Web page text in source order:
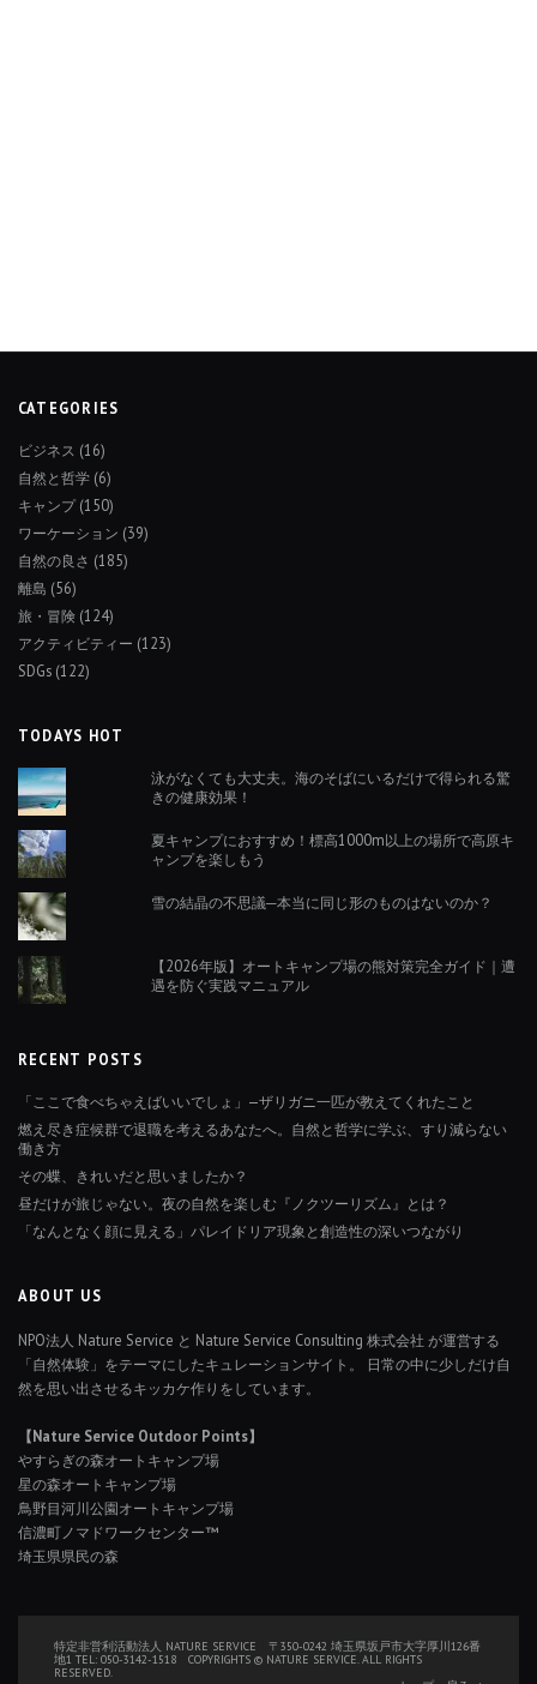
CATEGORIES
ビジネス (16)
自然と哲学 (6)
キャンプ(150)
ワーケーション (39)
自然の良さ (185)
離島 (56)
旅・冒険 (124)
アクティビティー (123)
SDGs (122)
TODAYS HOT
泳がなくても大丈夫。海のそばにいるだけで得られる驚
きの健康効果！
夏キャンプにおすすめ！標高1000m以上の場所で高原キ
ャンプを楽しもう
雪の結晶の不思議─本当に同じ形のものはないのか？
【2026年版】オートキャンプ場の熊対策完全ガイド｜遭
遇を防ぐ実践マニュアル
RECENT POSTS
「ここで食べちゃえばいいでしょ」—ザリガニ一匹が教えてくれたこと
燃え尽き症候群で退職を考えるあなたへ。自然と哲学に学ぶ、すり減らない
働き方
その蝶、きれいだと思いましたか？
昼だけが旅じゃない。夜の自然を楽しむ『ノクツーリズム』とは？
「なんとなく顔に見える」パレイドリア現象と創造性の深いつながり
ABOUT US
NPO法人 Nature Service と Nature Service Consulting 株式会社 が運営する
「自然体験」をテーマにしたキュレーションサイト。 日常の中に少しだけ自
然を思い出させるキッカケ作りをしています。
【Nature Service Outdoor Points】
やすらぎの森オートキャンプ場
星の森オートキャンプ場
鳥野目河川公園オートキャンプ場
信濃町ノマドワークセンター™
埼玉県県民の森
特定非営利活動法人 NATURE SERVICE 〒350-0242 埼玉県坂戸市大字厚川126番
地1 TEL: 050-3142-1518 COPYRIGHTS © NATURE SERVICE. ALL RIGHTS
RESERVED.